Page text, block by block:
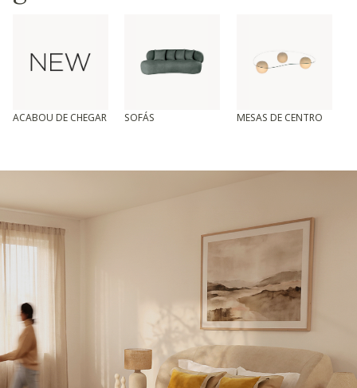
ACABOU DE CHEGAR SOFÁS MESAS DE CENTRO